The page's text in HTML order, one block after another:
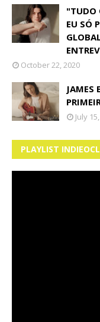
"TUDO
EU SÓ
October 22, 2020
JAMES
July
PLAYLIST